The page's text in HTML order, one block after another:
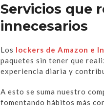
Servicios que
innecesarios
Los lockers de Amazon e
paquetes sin tener que
experiencia diaria y
A esto se suma nuestro
fomentando hábitos más